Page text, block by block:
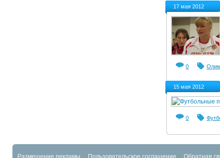
17 мая 2012
0
15 мая 2012
0
Размещение рекламы Пользовательское соглашение Обратная